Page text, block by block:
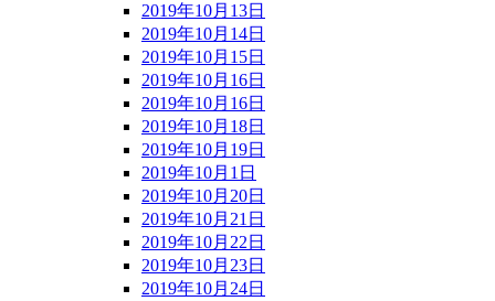
2019年10月13日
2019年10月14日
2019年10月15日
2019年10月16日
2019年10月16日
2019年10月18日
2019年10月19日
2019年10月1日
2019年10月20日
2019年10月21日
2019年10月22日
2019年10月23日
2019年10月24日